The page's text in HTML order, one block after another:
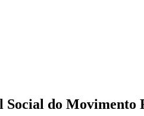
do Movimento